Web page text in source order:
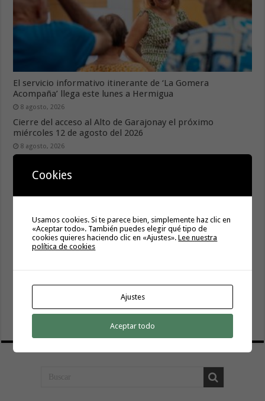
El servicio informativo itinerante de ‘La Gomera
Acompaña’ llega este lunes a Hermigua
8 agosto, 2026
Cierre del acceso al Alto de Garajonay el próximo
miércoles 12 de agosto del 2026
8 agosto, 2026
El Cabildo inicia la fase final de la adecuación del entorno
de La Rajita con la pavimentación de los aparcamientos
Cookies
Usamos cookies. Si te parece bien, simplemente haz clic en
«Aceptar todo». También puedes elegir qué tipo de
cookies quieres haciendo clic en «Ajustes».Lee nuestra
política de cookies
Ajustes
Aceptar todo